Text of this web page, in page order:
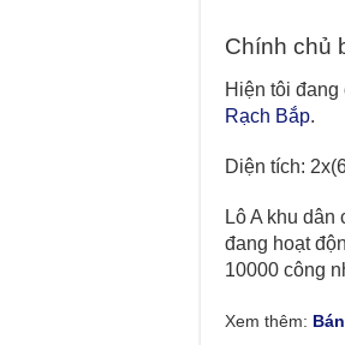
Chính chủ
Hiện tôi đang
Rạch Bắp.
Diện tích:
Lô A khu
đang hoạt
10000 công
Xem thêm: